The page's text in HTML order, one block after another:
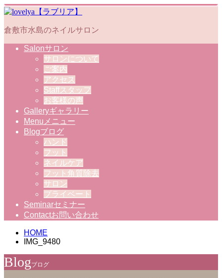
倉敷市水島のネイルサロン
Salonサロン
サロンについて
ご案内
アクセス
Staffスタッフ
お客様の声
Galleryギャラリー
Menu メニュー
Blogブログ
ハンド
フット
ネイルケア
フット角質除去
サロン
プライベート
Seminarセミナー
Contactお問い合わせ
HOME
IMG_9480
Blogブログ